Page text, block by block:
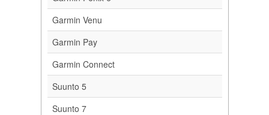
Garmin Venu
Garmin Pay
Garmin Connect
Suunto 5
Suunto 7